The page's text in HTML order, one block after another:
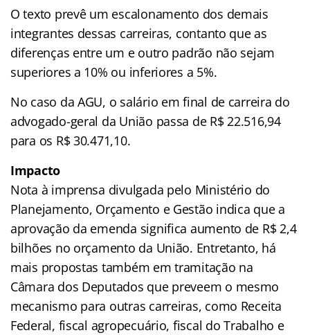
O texto prevê um escalonamento dos demais
integrantes dessas carreiras, contanto que as
diferenças entre um e outro padrão não sejam
superiores a 10% ou inferiores a 5%.
No caso da AGU, o salário em final de carreira do
advogado-geral da União passa de R$ 22.516,94
para os R$ 30.471,10.
Impacto
Nota à imprensa divulgada pelo Ministério do
Planejamento, Orçamento e Gestão indica que a
aprovação da emenda significa aumento de R$ 2,4
bilhões no orçamento da União. Entretanto, há
mais propostas também em tramitação na
Câmara dos Deputados que preveem o mesmo
mecanismo para outras carreiras, como Receita
Federal, fiscal agropecuário, fiscal do Trabalho e